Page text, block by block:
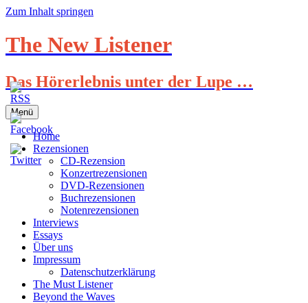
Zum Inhalt springen
The New Listener
Das Hörerlebnis unter der Lupe …
Menü
Home
Rezensionen
CD-Rezension
Konzertrezensionen
DVD-Rezensionen
Buchrezensionen
Notenrezensionen
Interviews
Essays
Über uns
Impressum
Datenschutzerklärung
The Must Listener
Beyond the Waves